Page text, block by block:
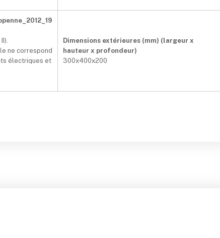
ne correspond
électriques et
Dimensions extérieures (mm) (largeur x
hauteur x profondeur)
300x400x200